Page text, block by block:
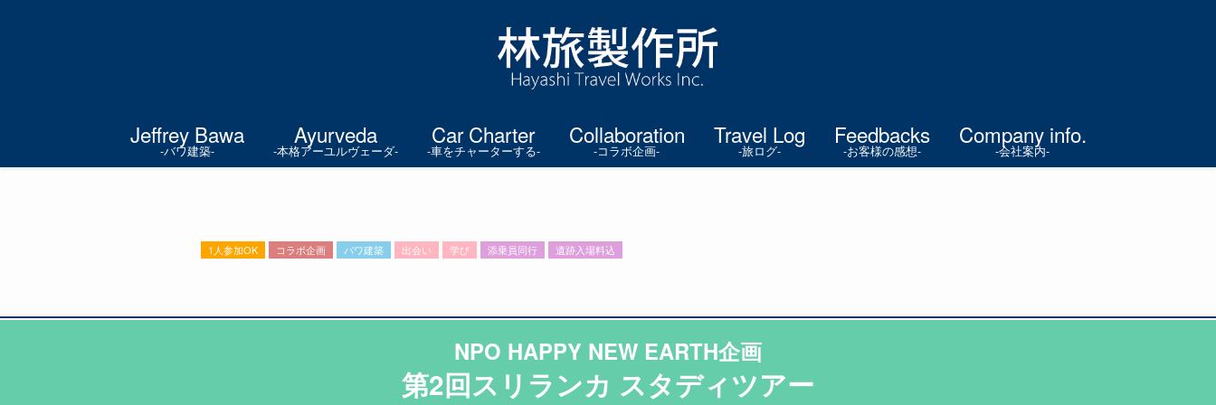
Jeffrey Bawa
-バワ建築-
Ayurveda
-本格アーユルヴェーダ-
Car Charter
-車をチャーターする-
Collaboration
-コラボ企画-
Travel Log
-旅ログ-
Feedbacks
-お客様の感想-
Company info.
-会社案内-
1人参加OK コラボ企画 バワ建築 出会い 学び 添乗員同行 遺跡入場料込
NPO HAPPY NEW EARTH企画
第2回スリランカ スタディツアー